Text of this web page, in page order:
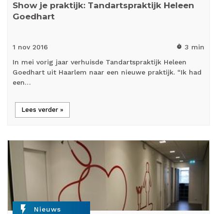
Show je praktijk: Tandartspraktijk Heleen
Goedhart
1 nov 2016 timer 3 min
In mei vorig jaar verhuisde Tandartspraktijk Heleen
Goedhart uit Haarlem naar een nieuwe praktijk. “Ik had
een…
Lees verder »
flash_on Nieuws